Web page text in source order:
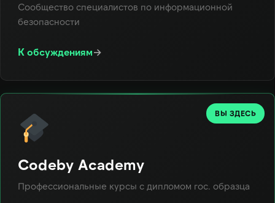
Сообщество специалистов по информационной
безопасности
К обсуждениям→
ВЫ ЗДЕСЬ
Codeby Academy
Профессиональные курсы с дипломом гос. образца